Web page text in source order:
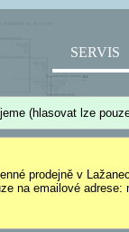
SERVIS
(hlasovat lze
prodejně v
na emailové